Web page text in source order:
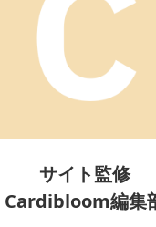
サイト監修
Cardibloom編集